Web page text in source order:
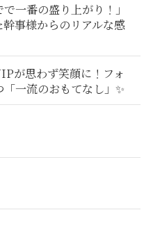
一番の盛り上がり！」
事様からのリアルな感
が思わず笑顔に！フォ
一流のおもてなし」✨